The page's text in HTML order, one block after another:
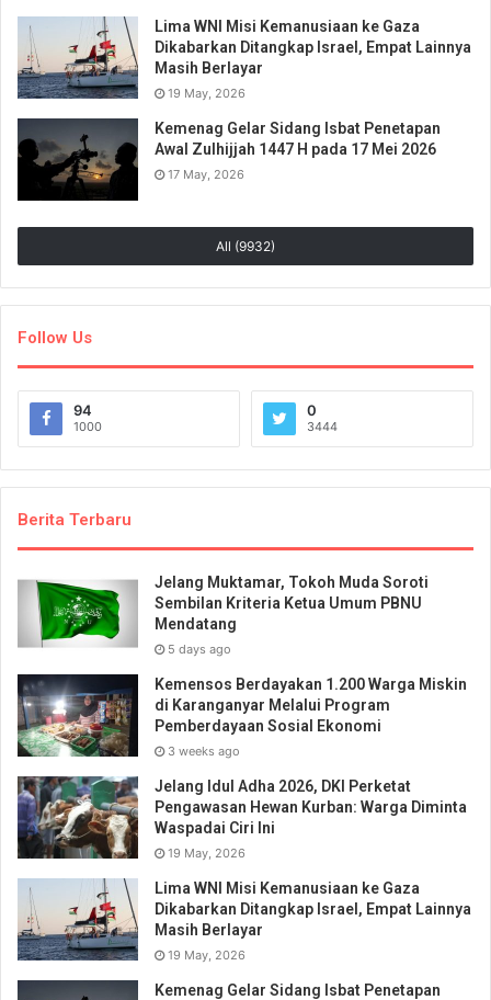
Lima WNI Misi Kemanusiaan ke Gaza
Dikabarkan Ditangkap Israel, Empat Lainnya
Masih Berlayar
19 May, 2026
Kemenag Gelar Sidang Isbat Penetapan
Awal Zulhijjah 1447 H pada 17 Mei 2026
17 May, 2026
All (9932)
Follow Us
94
1000
0
3444
Berita Terbaru
Jelang Muktamar, Tokoh Muda Soroti
Sembilan Kriteria Ketua Umum PBNU
Mendatang
5 days ago
Kemensos Berdayakan 1.200 Warga Miskin
di Karanganyar Melalui Program
Pemberdayaan Sosial Ekonomi
3 weeks ago
Jelang Idul Adha 2026, DKI Perketat
Pengawasan Hewan Kurban: Warga Diminta
Waspadai Ciri Ini
19 May, 2026
Lima WNI Misi Kemanusiaan ke Gaza
Dikabarkan Ditangkap Israel, Empat Lainnya
Masih Berlayar
19 May, 2026
Kemenag Gelar Sidang Isbat Penetapan